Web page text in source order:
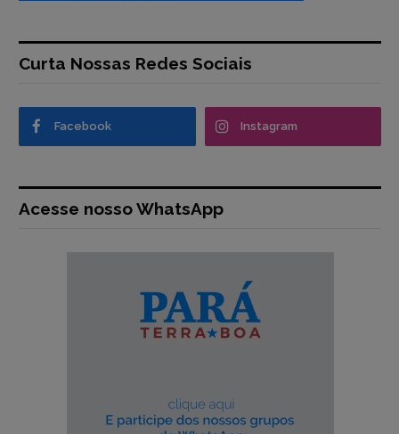
Curta Nossas Redes Sociais
Facebook Instagram
Acesse nosso WhatsApp